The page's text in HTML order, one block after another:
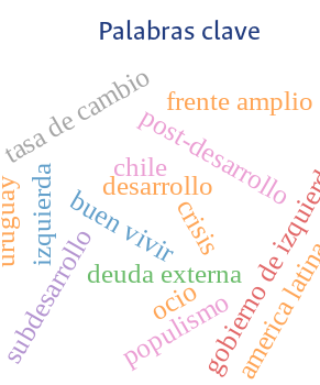
Palabras clave
america
gobierno
desarrollo
izquierda
post-desarrollo
deuda externa
tasa de cambio
buen vivir
uruguay
populismo
frente amplio
chile
subdesarrollo crisis
ocio